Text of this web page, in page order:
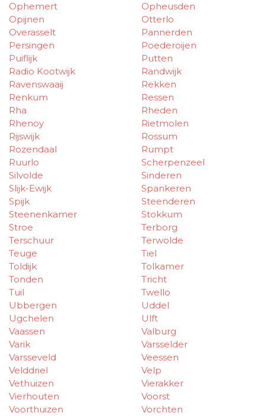
Ophemert
Opheusden
Opijnen
Otterlo
Overasselt
Pannerden
Persingen
Poederoijen
Puiflijk
Putten
Radio Kootwijk
Randwijk
Ravenswaaij
Rekken
Renkum
Ressen
Rha
Rheden
Rhenoy
Rietmolen
Rijswijk
Rossum
Rozendaal
Rumpt
Ruurlo
Scherpenzeel
Silvolde
Sinderen
Slijk-Ewijk
Spankeren
Spijk
Steenderen
Steenenkamer
Stokkum
Stroe
Terborg
Terschuur
Terwolde
Teuge
Tiel
Toldijk
Tolkamer
Tonden
Tricht
Tuil
Twello
Ubbergen
Uddel
Ugchelen
Ulft
Vaassen
Valburg
Varik
Varsselder
Varsseveld
Veessen
Velddriel
Velp
Vethuizen
Vierakker
Vierhouten
Voorst
Voorthuizen
Vorchten